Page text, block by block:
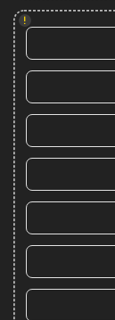
!